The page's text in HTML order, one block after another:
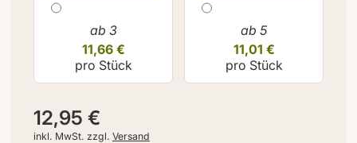
12,95 €
inkl. MwSt. zzgl. Versand
ab 3
11,66 €
pro Stück
ab 5
11,01 €
pro Stück